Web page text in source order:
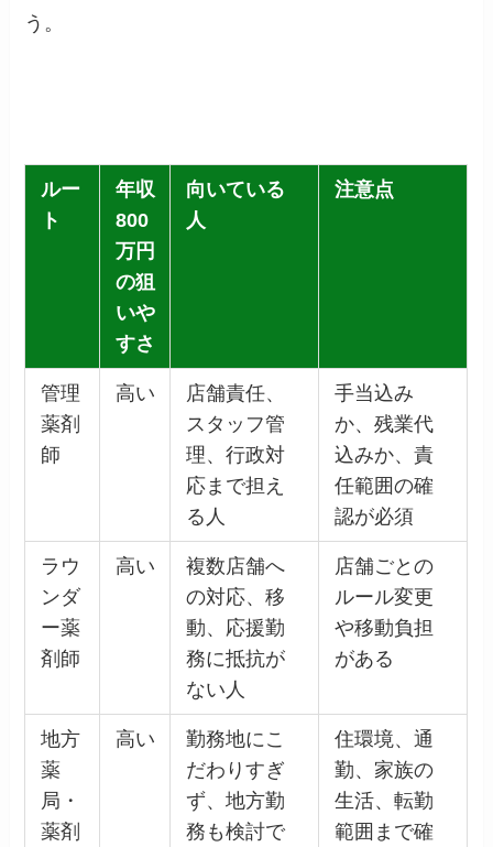
う。
ルー
ト
年収
800
万円
の狙
いや
すさ
向いている
人
注意点
管理
薬剤
師
高い
店舗責任、
スタッフ管
理、行政対
応まで担え
る人
手当込み
か、残業代
込みか、責
任範囲の確
認が必須
ラウ
ンダ
ー薬
剤師
高い
複数店舗へ
の対応、移
動、応援勤
務に抵抗が
ない人
店舗ごとの
ルール変更
や移動負担
がある
地方
薬
局・
薬剤
高い
勤務地にこ
だわりすぎ
ず、地方勤
務も検討で
住環境、通
勤、家族の
生活、転勤
範囲まで確